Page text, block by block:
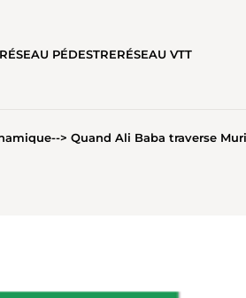
RÉSEAU PÉDESTRERÉSEAU VTT
> Quand Ali Baba traverse